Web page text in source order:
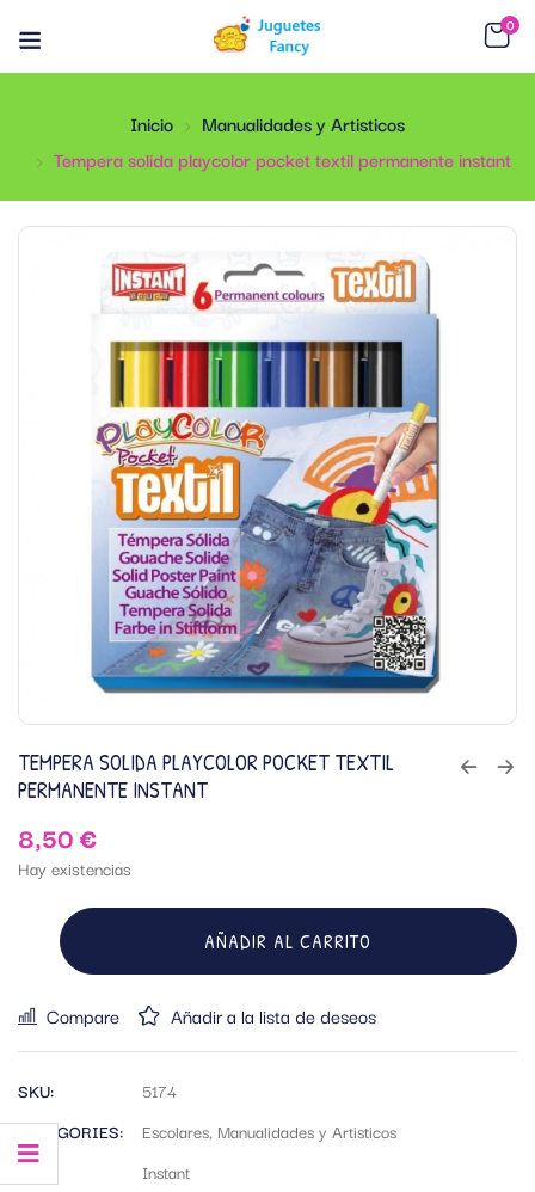
0
Inicio
Manualidades y Artisticos
Tempera solida playcolor pocket textil permanente instant
TEMPERA SOLIDA PLAYCOLOR POCKET TEXTIL
PERMANENTE INSTANT
8,50€
Hay existencias
AÑADIR AL CARRITO
Compare Añadir a la lista de deseos
SKU:
5174
CATEGORIES:
Escolares, Manualidades y Artisticos
Instant